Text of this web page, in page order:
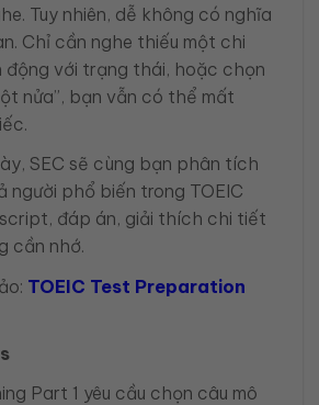
Tuy nhiên, dễ không có nghĩa
Chỉ cần nghe thiếu một chi
động với trạng thái, hoặc chọn
nửa”, bạn vẫn có thể mất
SEC sẽ cùng bạn phân tích
người phổ biến trong TOEIC
đáp án, giải thích chi tiết
cần nhớ.
TOEIC Test Preparation
Part 1 yêu cầu chọn câu mô